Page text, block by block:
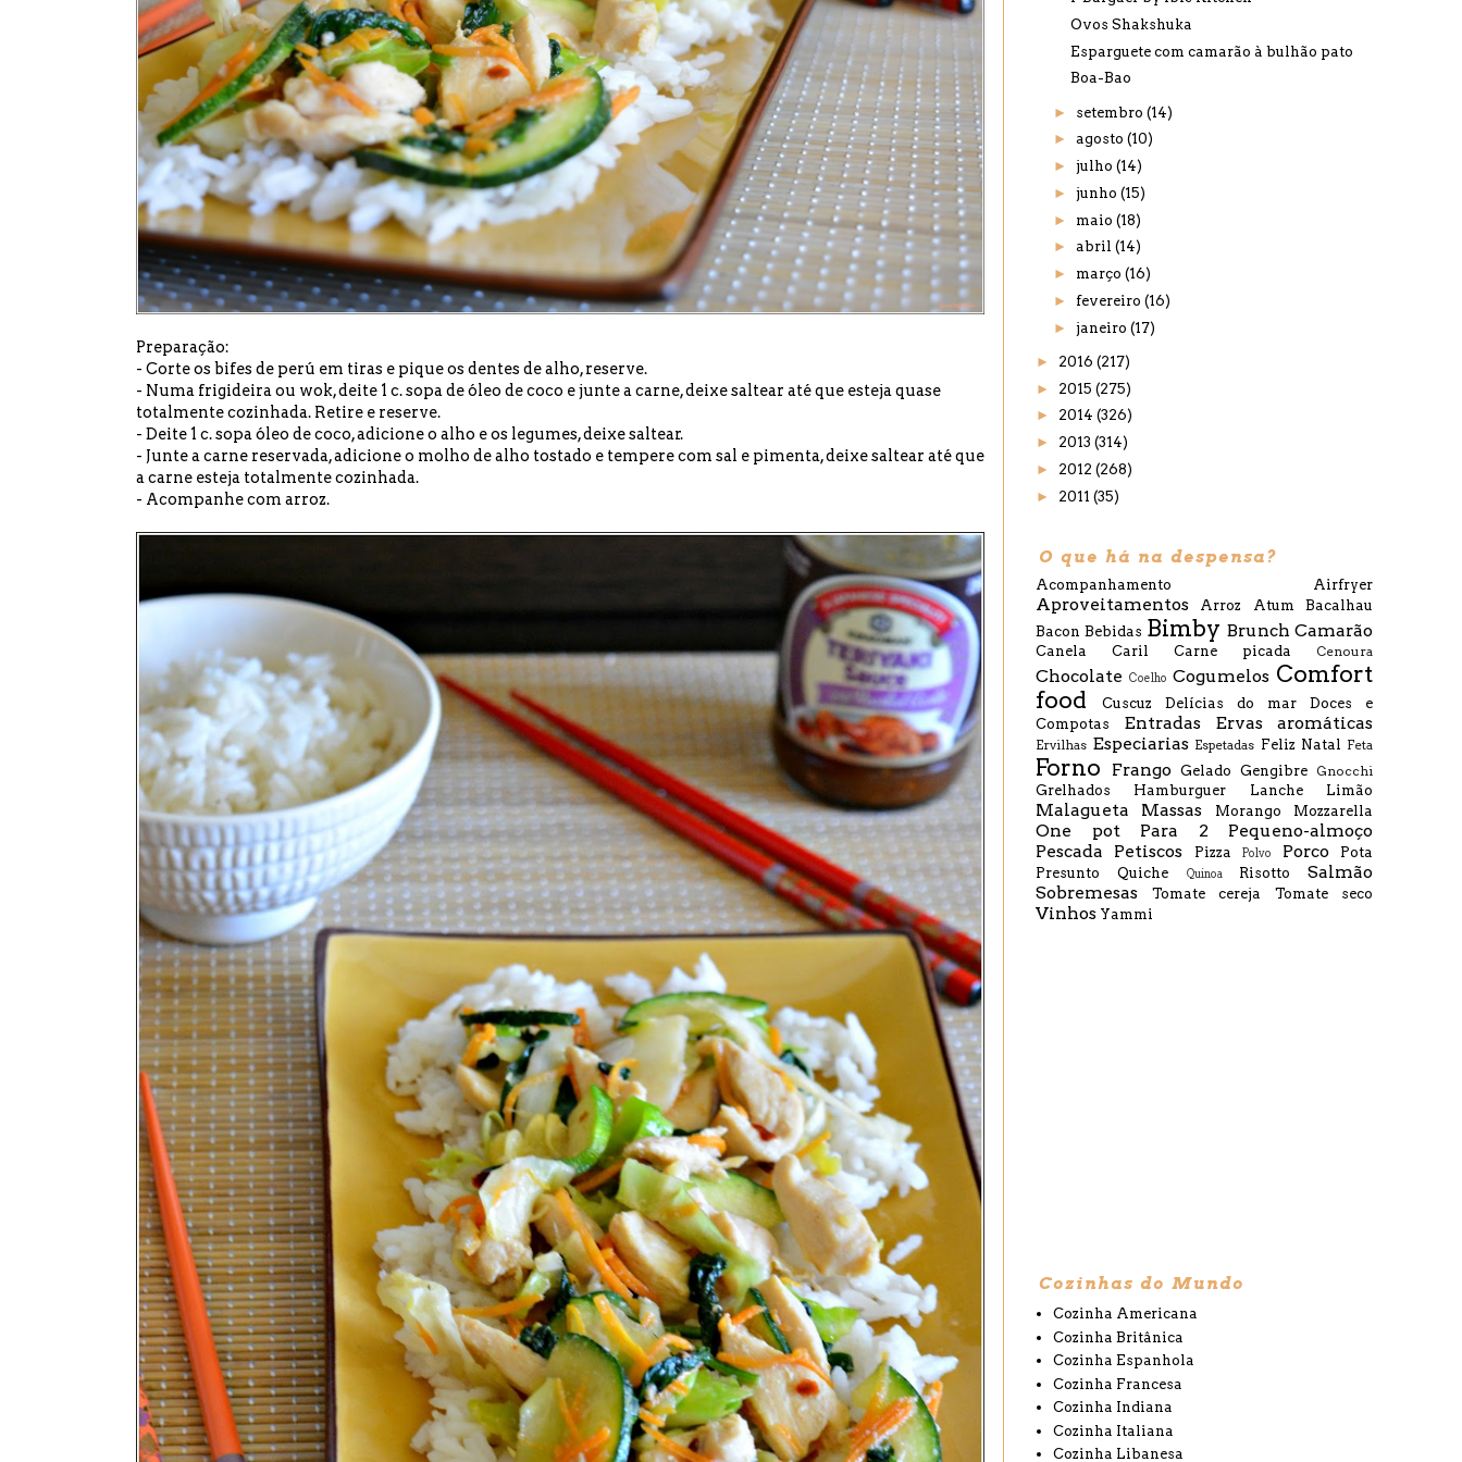
Preparação:
- Corte os bifes de perú em tiras e pique os dentes de alho, reserve.
- Numa frigideira ou wok, deite 1 c. sopa de óleo de coco e junte a carne, deixe saltear até que esteja quase
totalmente cozinhada. Retire e reserve.
- Deite 1 c. sopa óleo de coco, adicione o alho e os legumes, deixe saltear.
- Junte a carne reservada, adicione o molho de alho tostado e tempere com sal e pimenta, deixe saltear até que
a carne esteja totalmente cozinhada.
- Acompanhe com arroz.
Ovos Shakshuka
Esparguete com camarão à bulhão pato
Boa-Bao
► setembro (14)
► agosto (10)
► julho (14)
► junho (15)
► maio (18)
► abril (14)
► março (16)
► fevereiro (16)
► janeiro (17)
► 2016 (217)
► 2015 (275)
► 2014 (326)
► 2013 (314)
► 2012 (268)
► 2011 (35)
O que há na despensa?
Acompanhamento Airfryer
Aproveitamentos Arroz Atum
Bacalhau
Bacon Bebidas Bimby Brunch Camarão
Canela Caril Carne picada Cenoura
Chocolate Coelho Cogumelos Comfort
food
Cuscuz Delícias do mar
Doces e
Compotas
Entradas Ervas aromáticas
Ervilhas Especiarias Espetadas Feliz Natal Feta
Forno Frango Gelado Gengibre Gnocchi
Grelhados Hamburguer Lanche Limão
Malagueta Massas Morango Mozzarella
One pot Para 2
Pequeno-almoço
Pescada
Petiscos Pizza Polvo Porco
Pota
Presunto
Quiche Quinoa Risotto
Salmão
Sobremesas
Tomate cereja Tomate seco
Vinhos Yammi
Cozinhas do Mundo
Cozinha Americana
Cozinha Britânica
Cozinha Espanhola
Cozinha Francesa
Cozinha Indiana
Cozinha Italiana
Cozinha Libanesa